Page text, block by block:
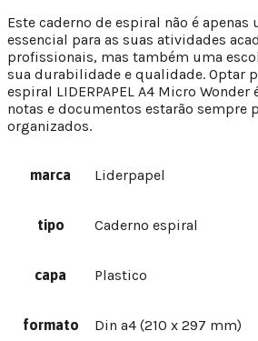
Este caderno de espiral não é apenas
essencial para as suas atividades
profissionais, mas também uma
sua durabilidade e qualidade. Optar
espiral LIDERPAPEL A4 Micro
notas e documentos estarão sempre
organizados.
marca Liderpapel
tipo Caderno espiral
capa Plastico
formato Din a4 (210 x 297 mm)